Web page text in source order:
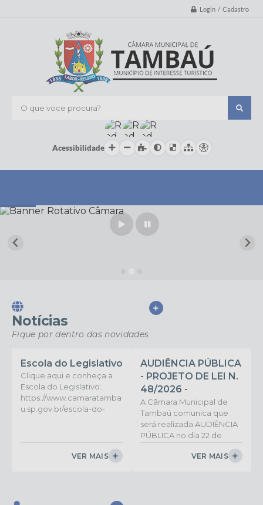
Login / Cadastro
O que voce procura?
Acessibilidade
Notícias
Fique por dentro das novidades
VER MAIS
Escola do Legislativo
Clique aqui e conheça a
Escola do Legislativo:
https://www.camaratamba
u.sp.gov.br/escola-do-
VER MAIS
AUDIÊNCIA PÚBLICA
- PROJETO DE LEI N.
48/2026 -
DESAFETAÇÃO DE
ÁREAS PÚBLICAS
MUNICIPAIS.
A Câmara Municipal de
Tambaú comunica que
será realizada AUDIÊNCIA
PÚBLICA no dia 22 de
em suas dependências
VER MAIS